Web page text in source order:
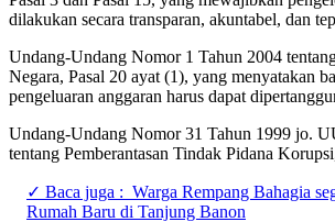
dilakukan secara transparan, akuntabel, dan
Undang-Undang Nomor 1 Tahun 2004
Negara, Pasal 20 ayat (1), yang menyatakan
pengeluaran anggaran harus dapat
Undang-Undang Nomor 31 Tahun 1999 jo.
tentang Pemberantasan Tindak Pidana
✓ Baca juga : Warga Rempang Bahagia
Rumah Baru di Tanjung Banon